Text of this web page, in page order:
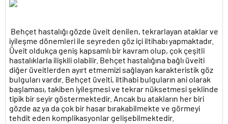
Behçet hastalığı gözde üveit denilen, tekrarlayan ataklar ve
iyileşme dönemleri ile seyreden göz içi iltihabı yapmaktadır.
Üveit oldukça geniş kapsamlı bir kavram olup, çok çeşitli
hastalıklarla ilişkili olabilir. Behçet hastalığına bağlı üveiti
diğer üveitlerden ayırt etmemizi sağlayan karakteristik göz
bulguları vardır. Behçet üveiti, iltihabi bulguların ani olarak
başlaması, takiben iyileşmesi ve tekrar nüksetmesi şeklinde
tipik bir seyir göstermektedir. Ancak bu atakların her biri
gözde az ya da çok bir hasar bırakabilmekte ve görmeyi
tehdit eden komplikasyonlar gelişebilmektedir.